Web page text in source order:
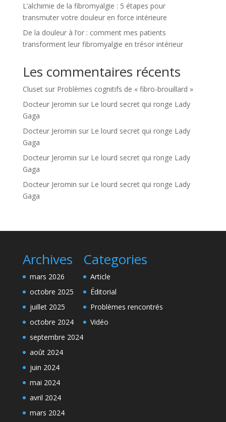
L’alchimie de la fibromyalgie : 5 étapes pour
transmuter votre douleur en force intérieure
De la douleur à l’or : comment mes patients
transforment leur fibromyalgie en trésor intérieur
Les commentaires récents
Clusetsur Problèmes cognitifs de « fibro-brouillard »
Docteur Jeromin sur Le lourd secret qui ronge Lady
Gaga
Docteur Jeromin sur Le lourd secret qui ronge Lady
Gaga
Docteur Jeromin sur Le lourd secret qui ronge Lady
Gaga
Docteur Jeromin sur Le lourd secret qui ronge Lady
Gaga
Archives
mars 2026
octobre 2025
juillet 2025
octobre 2024
septembre 2024
août 2024
juin 2024
mai 2024
avril 2024
mars 2024
Categories
Article
Éditorial
Problèmes rencontrés
Vidéo